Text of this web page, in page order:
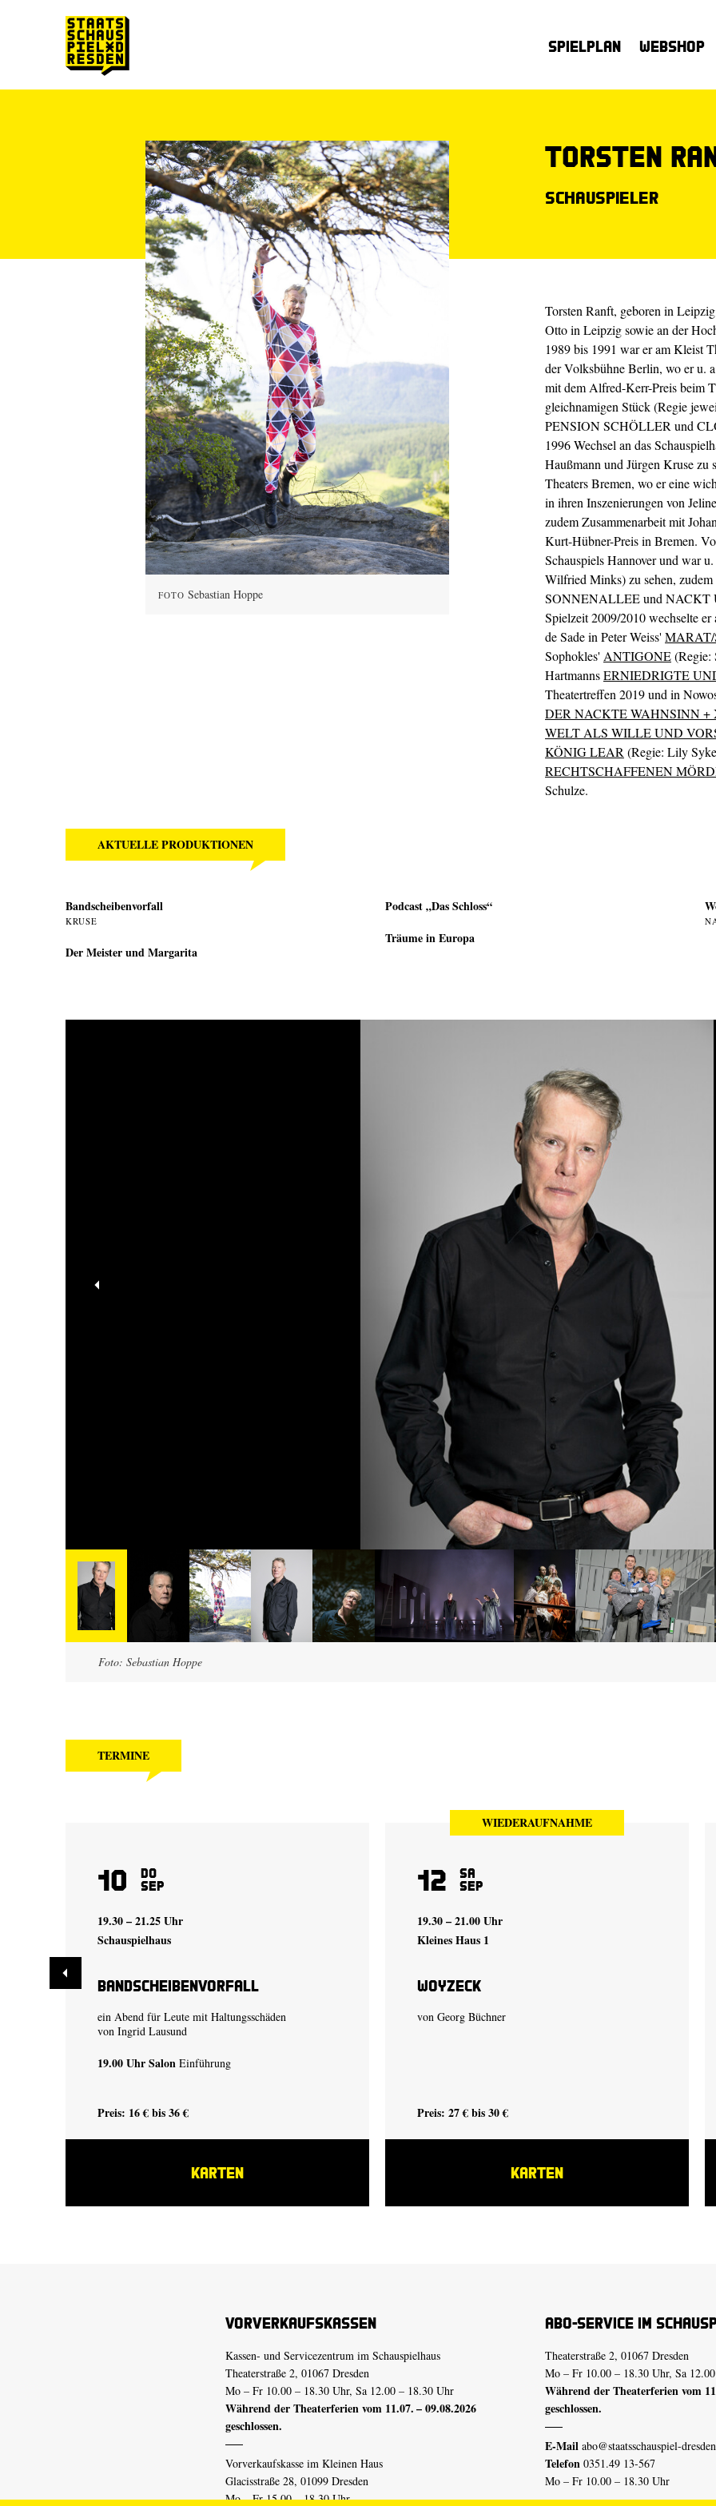
Spielplan Webshop
FOTO Sebastian Hoppe
Torsten
Schauspieler
Torsten Ranft, geboren in
Otto in Leipzig sowie an der
1989 bis 1991 war er am Kleist
der Volksbühne Berlin, wo er u.
mit dem Alfred-Kerr-Preis beim
gleichnamigen Stück (Regie
PENSION SCHÖLLER und
1996 Wechsel an das
Haußmann und Jürgen Kruse zu
Theaters Bremen, wo er eine
in ihren Inszenierungen von
zudem Zusammenarbeit mit
Kurt-Hübner-Preis in Bremen.
Schauspiels Hannover und war
Wilfried Minks) zu sehen,
SONNENALLEE und NACKT
Spielzeit 2009/2010 wechselte er
de Sade in Peter Weiss'
Sophokles' ANTIGONE(Regie:
HartmannsERNIEDRIGTE
Theatertreffen 2019 und in
DER NACKTE WAHNSINN +
WELT ALS WILLE UND
KÖNIG LEAR (Regie: Lily
RECHTSCHAFFENEN
Schulze.
AKTUELLE PRODUKTIONEN
Bandscheibenvorfall
KRUSE
Der Meister und Margarita
Podcast „Das Schloss“
Träume in Europa
Foto: Sebastian Hoppe
TERMINE
10 Do
Sep
19.30 – 21.25 Uhr
Schauspielhaus
Bandscheibenvorfall
ein Abend für Leute mit Haltungsschäden
von Ingrid Lausund
19.00 UhrSalon Einführung
Preis: 16 € bis 36 €
KARTEN
WIEDERAUFNAHME
12 Sa
Sep
19.30 – 21.00 Uhr
Kleines Haus 1
Woyzeck
von Georg Büchner
Preis: 27 € bis 30 €
KARTEN
Vorverkaufskassen
Kassen- und Servicezentrum im Schauspielhaus
Theaterstraße 2, 01067 Dresden
Mo – Fr 10.00 – 18.30 Uhr, Sa 12.00 – 18.30 Uhr
Während der Theaterferien vom 11.07. – 09.08.2026
geschlossen.
Vorverkaufskasse im Kleinen Haus
Glacisstraße 28, 01099 Dresden
Mo – Fr 15.00 – 18.30 Uhr
Abo-Service im
Theaterstraße 2, 01067 Dresden
Mo – Fr 10.00 – 18.30 Uhr, Sa
Während der Theaterferien vom
geschlossen.
E-Mail abo@staatsschauspiel-
Telefon 0351.49 13-567
Mo – Fr 10.00 – 18.30 Uhr